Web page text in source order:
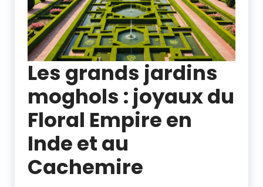
Les grands jardins
moghols : joyaux du
Floral Empire en
Inde et au
Cachemire